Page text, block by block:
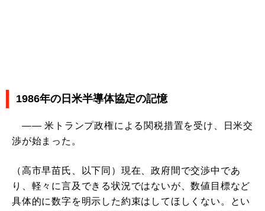
1986年の日米半導体協定の記憶
―― 米トランプ政権による関税措置を受け、日米交
渉が始まった。
（高市早苗氏、以下同）現在、政府間で交渉中であ
り、軽々に言及できる状況ではないが、数値目標など
具体的に数字を明示した約束はしてほしくない。とい